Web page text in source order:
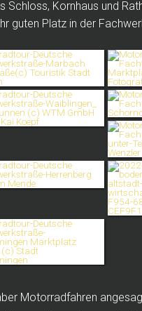
Schloss, Kornhaus und
guten Platz in der
Motorradfahren